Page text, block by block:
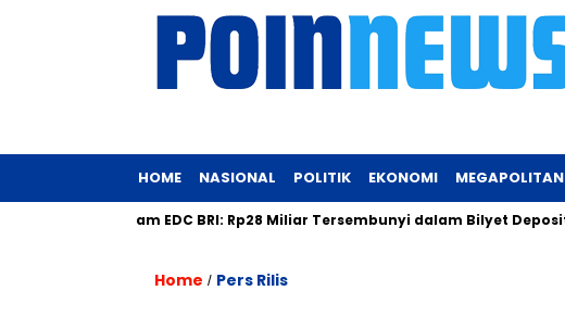
HOME NASIONAL POLITIK EKONOMI MEGAPOLITAN
Duit Haram EDC BRI: Rp28 Miliar Tersembunyi dalam Bilyet Deposito!
Home / Pers Rilis